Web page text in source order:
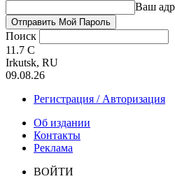
Ваш
Поиск
11.7 C
Irkutsk, RU
09.08.26
Регистрация / Авторизация
Об издании
Контакты
Реклама
ВОЙТИ